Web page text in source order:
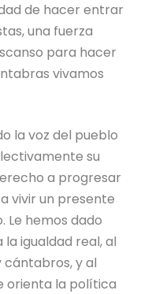
de hacer entrar
una fuerza
para hacer
vivamos
la voz del pueblo
su
a progresar
vivir un presente
Le hemos dado
la igualdad real, al
y al
orienta la política